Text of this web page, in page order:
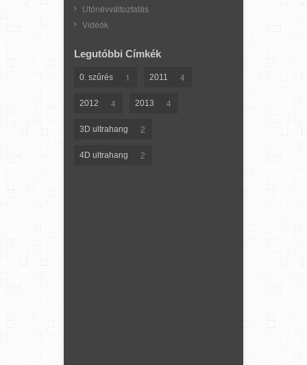
Utónévváltoztatás
Videók
Legutóbbi Címkék
0. szűrés 1 2011 4
2012 4 2013 4
3D ultrahang 2
4D ultrahang 2